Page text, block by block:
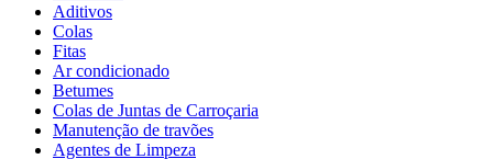
Aditivos
Colas
Fitas
Ar condicionado
Betumes
Colas de Juntas de Carroçaria
Manutenção de travões
Agentes de Limpeza